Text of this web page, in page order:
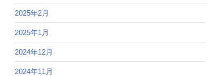
2025年2月
2025年1月
2024年12月
2024年11月